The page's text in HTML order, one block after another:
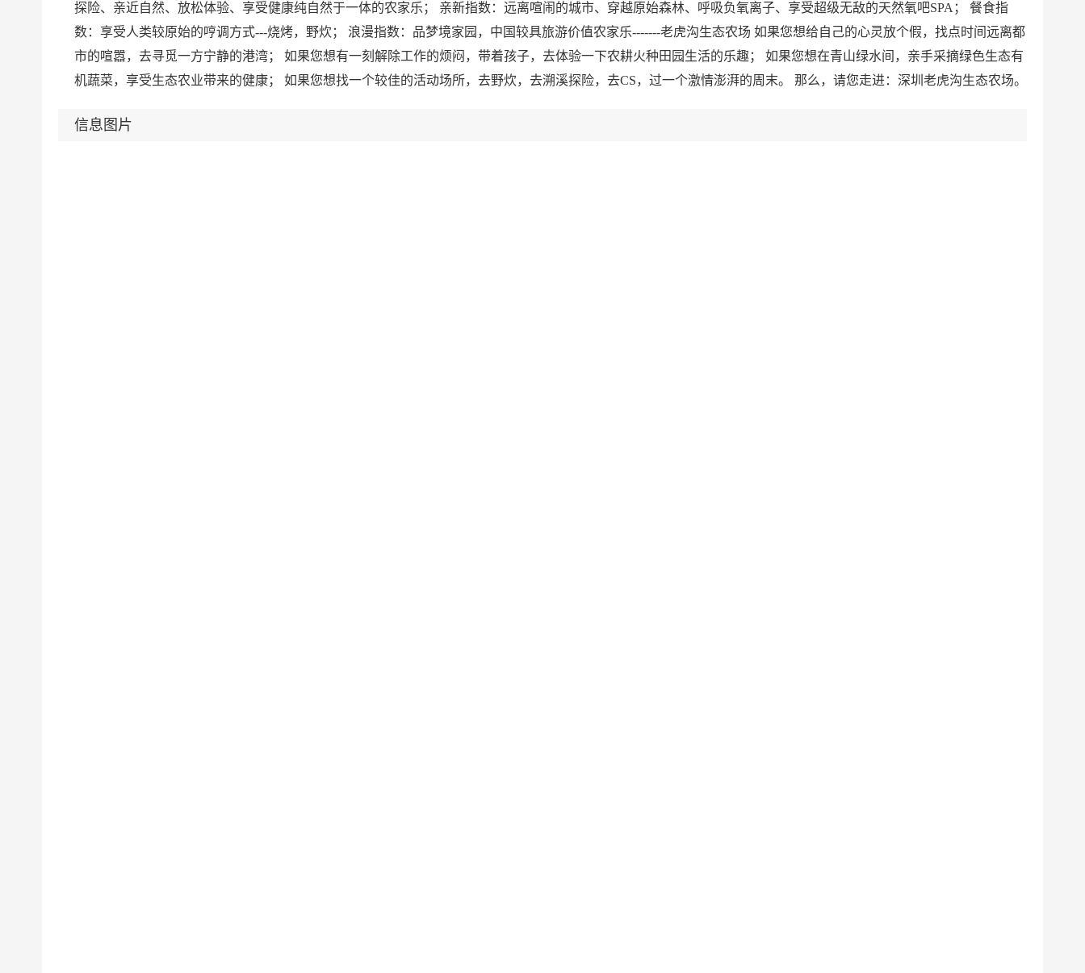
探险、亲近自然、放松体验、享受健康纯自然于一体的农家乐； 亲新指数：远离喧闹的城市、穿越原始森林、呼吸负氧离子、享受超级无敌的天然氧吧SPA； 餐食指
数：享受人类较原始的哼调方式---烧烤，野炊； 浪漫指数：品梦境家园，中国较具旅游价值农家乐-------老虎沟生态农场 如果您想给自己的心灵放个假，找点时间远离都
市的喧嚣，去寻觅一方宁静的港湾； 如果您想有一刻解除工作的烦闷，带着孩子，去体验一下农耕火种田园生活的乐趣； 如果您想在青山绿水间，亲手采摘绿色生态有
机蔬菜，享受生态农业带来的健康； 如果您想找一个较佳的活动场所，去野炊，去溯溪探险，去CS，过一个激情澎湃的周末。 那么，请您走进：深圳老虎沟生态农场。
信息图片